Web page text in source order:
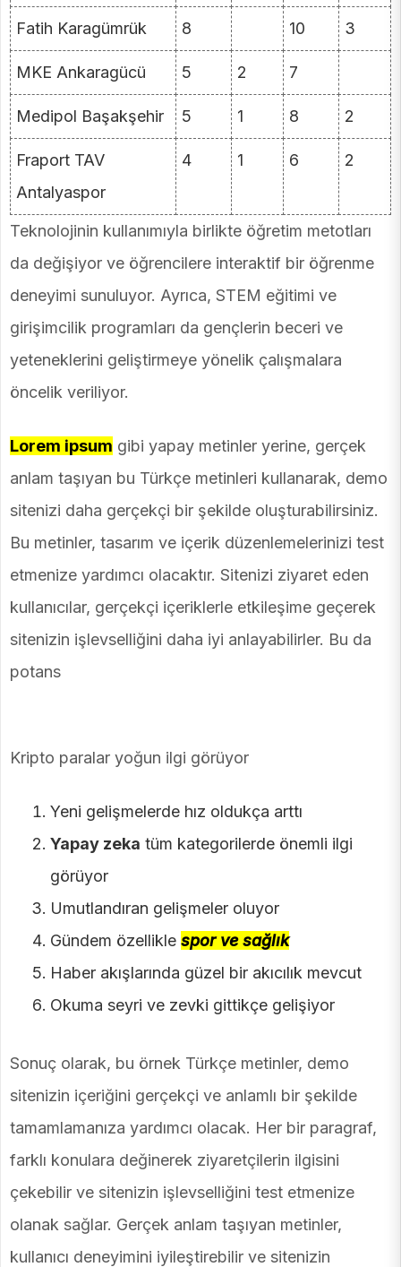
Fatih Karagümrük 8 10 3
MKE Ankaragücü 5 2 7
Medipol Başakşehir 5 1 8 2
Fraport TAV
Antalyaspor
4 1 6 2
Teknolojinin kullanımıyla birlikte öğretim metotları
da değişiyor ve öğrencilere interaktif bir öğrenme
deneyimi sunuluyor. Ayrıca, STEM eğitimi ve
girişimcilik programları da gençlerin beceri ve
yeteneklerini geliştirmeye yönelik çalışmalara
öncelik veriliyor.
Lorem ipsum gibi yapay metinler yerine, gerçek
anlam taşıyan bu Türkçe metinleri kullanarak, demo
sitenizi daha gerçekçi bir şekilde oluşturabilirsiniz.
Bu metinler, tasarım ve içerik düzenlemelerinizi test
etmenize yardımcı olacaktır. Sitenizi ziyaret eden
kullanıcılar, gerçekçi içeriklerle etkileşime geçerek
sitenizin işlevselliğini daha iyi anlayabilirler. Bu da
potans
Kripto paralar yoğun ilgi görüyor
Yeni gelişmelerde hız oldukça arttı
Yapay zeka tüm kategorilerde önemli ilgi
görüyor
Umutlandıran gelişmeler oluyor
Gündem özellikle spor ve sağlık
Haber akışlarında güzel bir akıcılık mevcut
Okuma seyri ve zevki gittikçe gelişiyor
Sonuç olarak, bu örnek Türkçe metinler, demo
sitenizin içeriğini gerçekçi ve anlamlı bir şekilde
tamamlamanıza yardımcı olacak. Her bir paragraf,
farklı konulara değinerek ziyaretçilerin ilgisini
çekebilir ve sitenizin işlevselliğini test etmenize
olanak sağlar. Gerçek anlam taşıyan metinler,
kullanıcı deneyimini iyileştirebilir ve sitenizin